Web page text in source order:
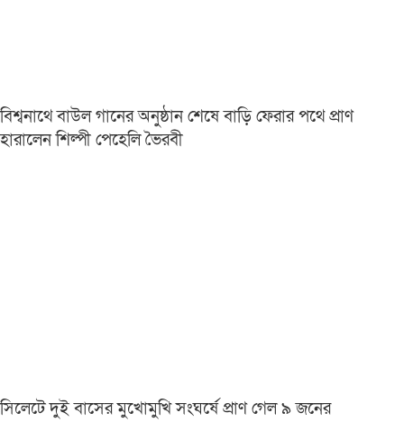
বিশ্বনাথে বাউল গানের অনুষ্ঠান শেষে বাড়ি ফেরার পথে প্রাণ
হারালেন শিল্পী পেহেলি ভৈরবী
সিলেটে দুই বাসের মুখোমুখি সংঘর্ষে প্রাণ গেল ৯ জনের